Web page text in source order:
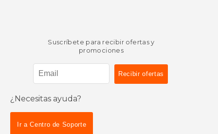
dcto. $ 6.13
Suscríbete para recibir ofertas y
promociones
¿Necesitas ayuda?
Ir a Centro de Soporte